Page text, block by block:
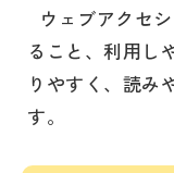
ウェブアクセ
ること、利用し
りやすく、読み
す。